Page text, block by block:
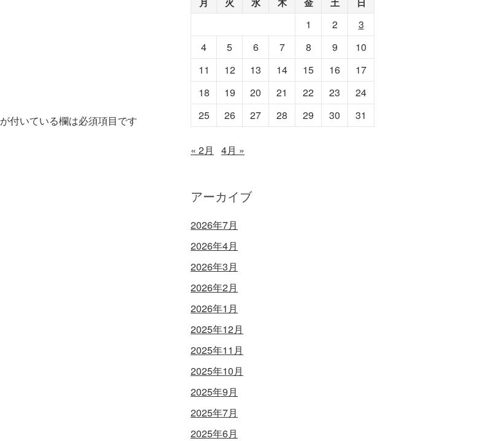
が付いている欄は必須項目です
1 2
3
4
5 6 7 8 9
10
11
12 13 14 15 16
17
18
19 20 21 22 23
24
25
26 27 28 29 30 31
« 2月 4月 »
アーカイブ
2026年7月
2026年4月
2026年3月
2026年2月
2026年1月
2025年12月
2025年11月
2025年10月
2025年9月
2025年7月
2025年6月